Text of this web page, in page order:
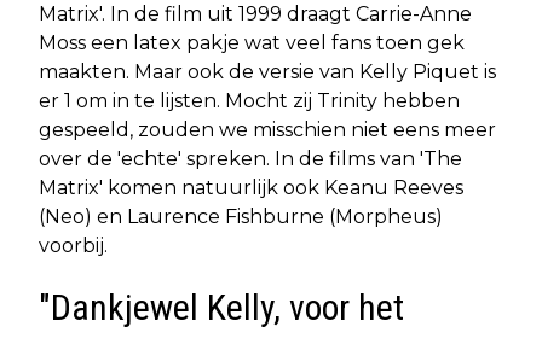
Matrix'. In de film uit 1999 draagt Carrie-Anne
Moss een latex pakje wat veel fans toen gek
maakten. Maar ook de versie van Kelly Piquet is
er 1 om in te lijsten. Mocht zij Trinity hebben
gespeeld, zouden we misschien niet eens meer
over de 'echte' spreken. In de films van 'The
Matrix' komen natuurlijk ook Keanu Reeves
(Neo) en Laurence Fishburne (Morpheus)
voorbij.
"Dankjewel Kelly, voor het